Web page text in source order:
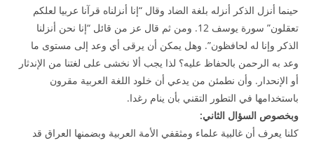
حينما أنزل الذكر أنزله بلغة الضاد وقال “إنا أنزلناه قرآنا عربيا لعلكم
تعقلون” سورة يوسف 12. ومن ثم قال عز من قائل “إنا نحن أنزلنا
الذكر وإنا له لحافظون”. وهل يمكن أن يرقى أي وعد إلى مستوى ما
وعد به الرحمن بالحفاظ عليه؟ لذا يجب ألا نخشى على لغتنا من الإندثار
أو الإنحدار. وأن نطمئن من يدعي أن خلود اللغة العربية مقرون
باستخدامها في التطور التقني بأن ينام رغدا.
وبخصوص السؤال الثاني:
كلنا يعرف أن غالبية علماء ومثقفي الأمة العربية وبضمنها العراق قد